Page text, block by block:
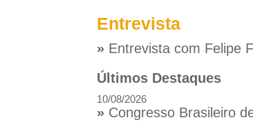
Entrevista
» Entrevista com Felipe
Últimos Destaques
10/08/2026
» Congresso Brasileiro